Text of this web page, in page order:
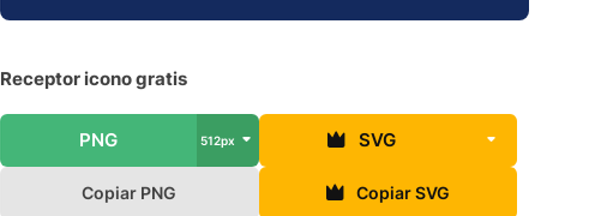
Receptor icono gratis
PNG 512px SVG
Copiar PNG Copiar SVG